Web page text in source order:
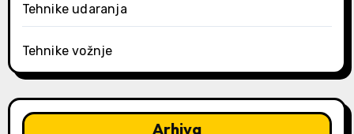
Tehnike udaranja
Tehnike vožnje
Arhiva